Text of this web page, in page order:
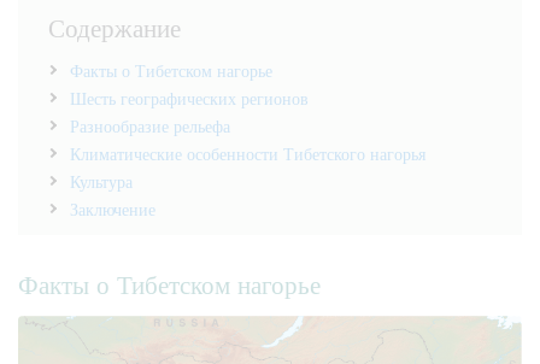
Содержание
Факты о Тибетском нагорье
Шесть географических регионов
Разнообразие рельефа
Климатические особенности Тибетского нагорья
Культура
Заключение
Факты о Тибетском нагорье